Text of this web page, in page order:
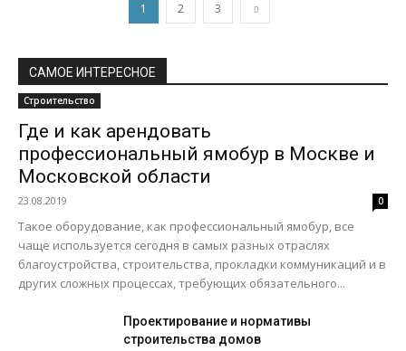
1 2 3
САМОЕ ИНТЕРЕСНОЕ
Строительство
Где и как арендовать
профессиональный ямобур в Москве и
Московской области
23.08.2019 0
Такое оборудование, как профессиональный ямобур, все
чаще используется сегодня в самых разных отраслях
благоустройства, строительства, прокладки коммуникаций и в
других сложных процессах, требующих обязательного...
Проектирование и нормативы
строительства домов